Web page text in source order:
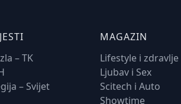
– TK
– Svijet
MAGAZIN
Lifestyle i zdravlje
Ljubav i Sex
Scitech i Auto
Showtime